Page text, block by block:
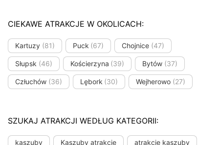
CIEKAWE ATRAKCJE W OKOLICACH:
Kartuzy (81) Puck (67) Chojnice (47)
Słupsk (46) Kościerzyna (39) Bytów (37)
Człuchów (36) Lębork (30) Wejherowo (27)
SZUKAJ ATRAKCJI WEDŁUG KATEGORII:
kaszuby Kaszuby atrakcje atrakcje kaszuby